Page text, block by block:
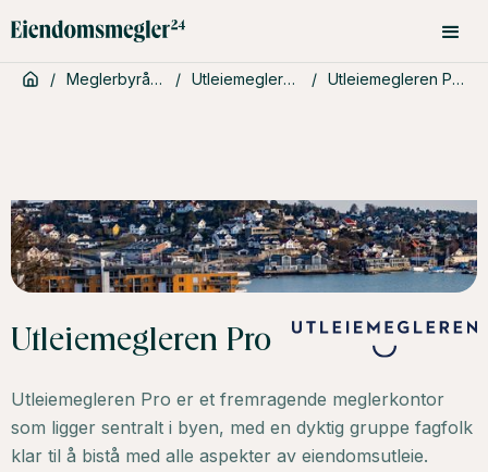
/ Meglerbyråer / Utleiemegleren / Utleiemegleren Pro
Utleiemegleren Pro
Utleiemegleren Pro er et fremragende meglerkontor
som ligger sentralt i byen, med en dyktig gruppe fagfolk
klar til å bistå med alle aspekter av eiendomsutleie.